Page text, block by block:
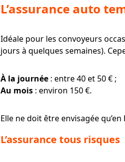
L’assurance auto
Idéale pour les convoyeurs
jours à quelques semaines).
À la journée : entre 40 et 50 € ;
Au mois : environ 150 €.
Elle ne doit être envisagée
L’assurance tous risques